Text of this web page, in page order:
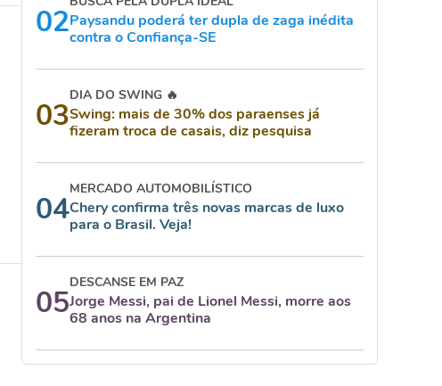
02Paysandu poderá ter dupla de zaga inédita
contra o Confiança-SE
03
DIA DO SWING 🔥
Swing: mais de 30% dos paraenses já
fizeram troca de casais, diz pesquisa
04
MERCADO AUTOMOBILÍSTICO
Chery confirma três novas marcas de luxo
para o Brasil. Veja!
05
DESCANSE EM PAZ
Jorge Messi, pai de Lionel Messi, morre aos
68 anos na Argentina